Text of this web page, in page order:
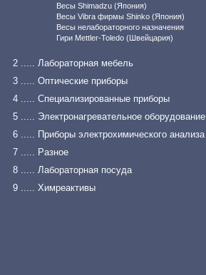
Весы Shimadzu (Япония)
Весы Vibra фирмы Shinko (Япония)
Весы нелабораторного назначения
Гири Mettler-Toledo (Швейцария)
2 ..... Лабораторная мебель
3 ..... Оптические приборы
4 ..... Специализированные приборы
5 ..... Электронагревательное оборудование
6 ..... Приборы электрохимического анализа
7 ..... Разное
8 ..... Лабораторная посуда
9 ..... Химреактивы